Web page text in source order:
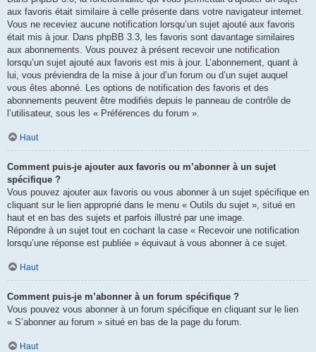
aux favoris était similaire à celle présente dans votre navigateur internet.
Vous ne receviez aucune notification lorsqu’un sujet ajouté aux favoris
était mis à jour. Dans phpBB 3.3, les favoris sont davantage similaires
aux abonnements. Vous pouvez à présent recevoir une notification
lorsqu’un sujet ajouté aux favoris est mis à jour. L’abonnement, quant à
lui, vous préviendra de la mise à jour d’un forum ou d’un sujet auquel
vous êtes abonné. Les options de notification des favoris et des
abonnements peuvent être modifiés depuis le panneau de contrôle de
l’utilisateur, sous les « Préférences du forum ».
Haut
Comment puis-je ajouter aux favoris ou m’abonner à un sujet
spécifique ?
Vous pouvez ajouter aux favoris ou vous abonner à un sujet spécifique en
cliquant sur le lien approprié dans le menu « Outils du sujet », situé en
haut et en bas des sujets et parfois illustré par une image.
Répondre à un sujet tout en cochant la case « Recevoir une notification
lorsqu’une réponse est publiée » équivaut à vous abonner à ce sujet.
Haut
Comment puis-je m’abonner à un forum spécifique ?
Vous pouvez vous abonner à un forum spécifique en cliquant sur le lien
« S’abonner au forum » situé en bas de la page du forum.
Haut